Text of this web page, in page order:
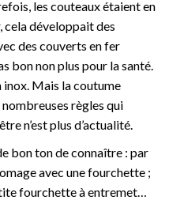
les couteaux étaient en
développait des
des couverts en fer
bon non plus pour la santé.
inox. Mais la coutume
règles qui
n’est plus d’actualité.
bon ton de connaître : par
avec une fourchette ;
fourchette à entremet…